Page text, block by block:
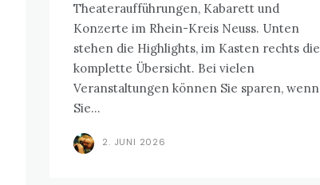
Theateraufführungen, Kabarett und
Konzerte im Rhein-Kreis Neuss. Unten
stehen die Highlights, im Kasten rechts die
komplette Übersicht. Bei vielen
Veranstaltungen können Sie sparen, wenn
Sie...
2. JUNI 2026